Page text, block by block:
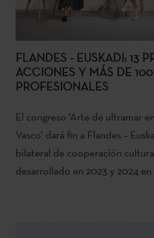
FLANDES - EUSKADI: 13
ACCIONES Y MÁS DE
PROFESIONALES
El congreso ‘Arte de ultramar
Vasco’ dará fin a Flandes –
bilateral de cooperación
desarrollado en 2023 y 2024